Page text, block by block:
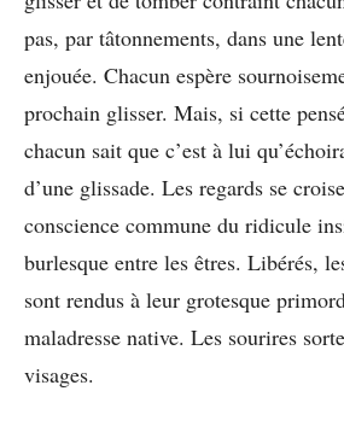
pas, par tâtonnements, dans une
enjouée. Chacun espère
prochain glisser. Mais, si cette
chacun sait que c’est à lui
d’une glissade. Les regards se
conscience commune du ridicule
burlesque entre les êtres. Libérés,
sont rendus à leur grotesque
maladresse native. Les sourires
visages.